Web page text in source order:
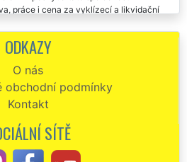
práce i cena za vyklízecí a likvidační
můžu napsat pouze klady.
firmy. Skutečně není co vytknout. Celá
na jedničku. Určitě doporučuji využívat
ODKAZY
O nás
obchodní podmínky
Kontakt
SÍTĚ